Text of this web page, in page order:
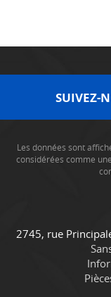
SUIVEZ-
Les données sont
considérées comme
2745, rue